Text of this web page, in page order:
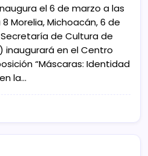
el 6 de marzo a las
8 Morelia, Michoacán, 6 de
de Cultura de
inaugurará en el Centro
“Máscaras: Identidad
en la…